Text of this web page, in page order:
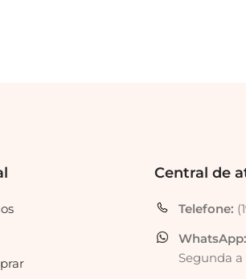
Central de
Telefone:
WhatsApp:
Segunda a